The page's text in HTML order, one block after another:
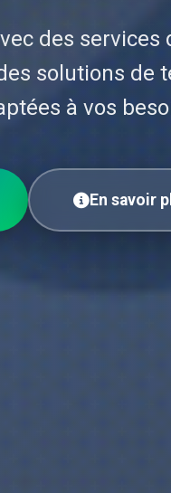
des
solutions de
à vos
En savoir